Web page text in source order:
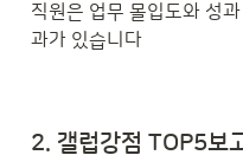
직원은 업무 몰입도와 성
과가 있습니다
2. 갤럽강점 TOP5보